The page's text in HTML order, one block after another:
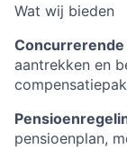
Wat wij bieden
aantrekken en
pensioenplan,